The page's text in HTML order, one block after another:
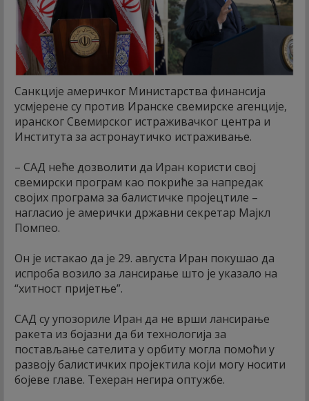
Санкције америчког Министарства финансија
усмјерене су против Иранске свемирске агенције,
иранског Свемирског истраживачког центра и
Института за астронаутичко истраживање.
– САД неће дозволити да Иран користи свој
свемирски програм као покриће за напредак
својих програма за балистичке пројецтиле –
нагласио је амерички државни секретар Мајкл
Помпео.
Он је истакао да је 29. августа Иран покушао да
испроба возило за лансирање што је указало на
“хитност пријетње”.
САД су упозориле Иран да не врши лансирање
ракета из бојазни да би технологија за
постављање сателита у орбиту могла помоћи у
развоју балистичких пројектила који могу носити
бојеве главе. Техеран негира оптужбе.